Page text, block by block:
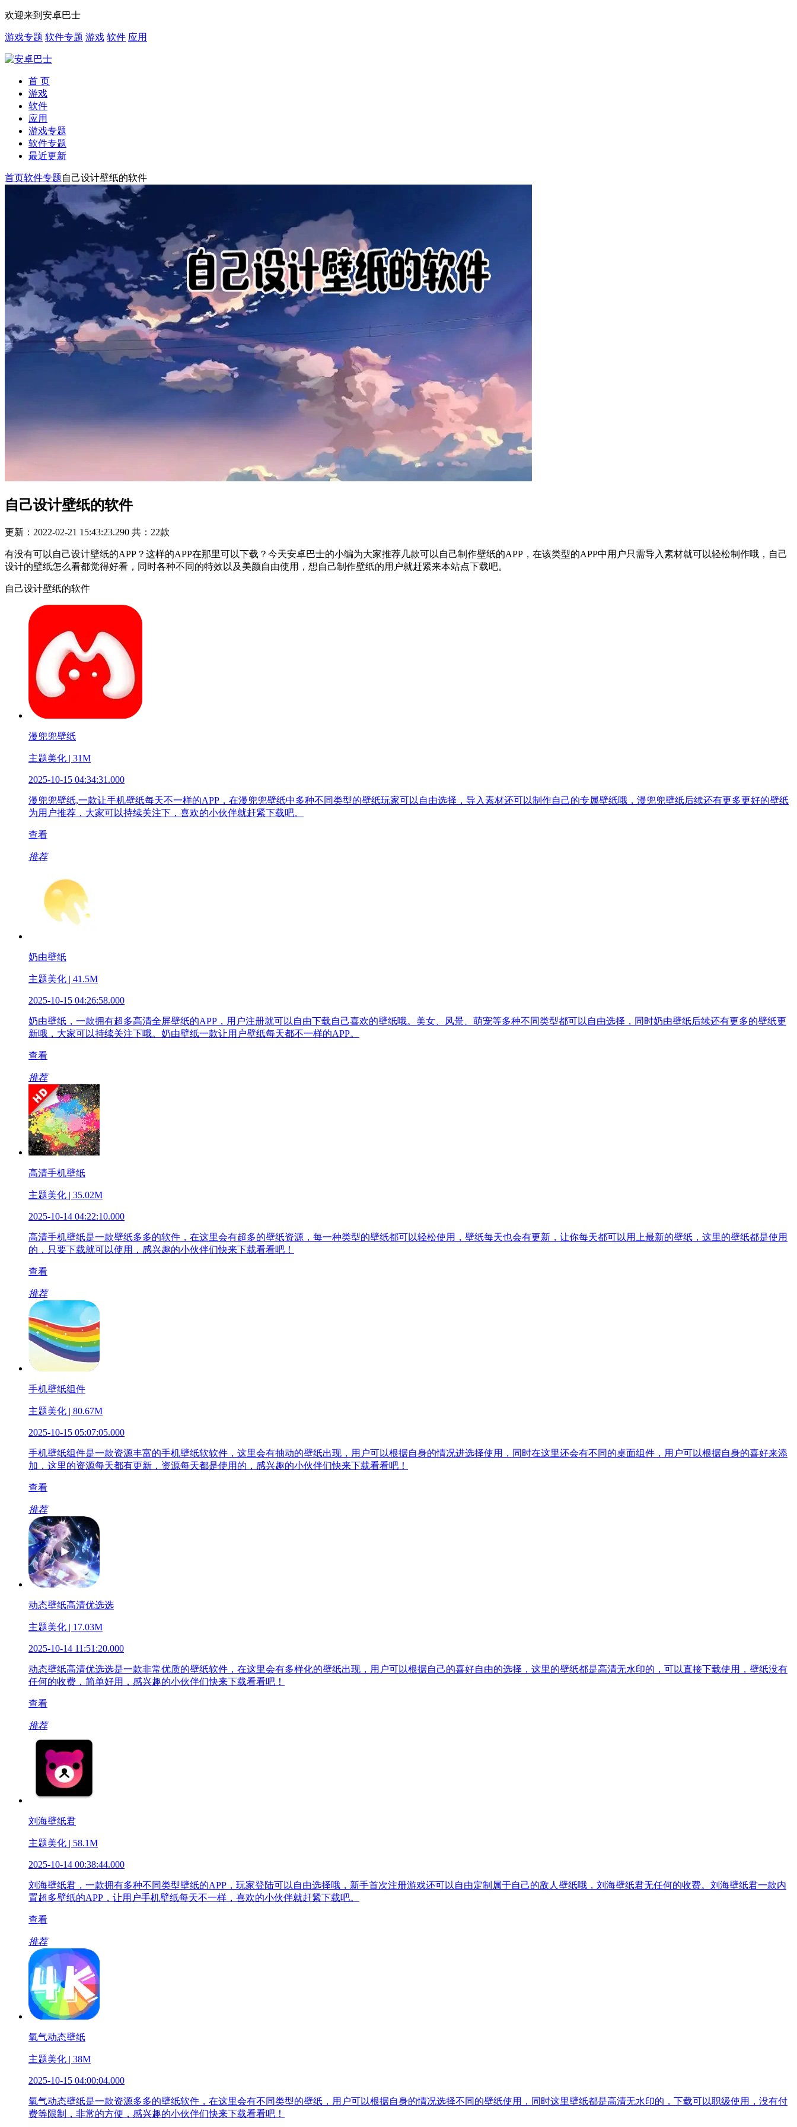
欢迎来到安卓巴士
游戏专题 软件专题 游戏 软件 应用
首 页
游戏
软件
应用
游戏专题
软件专题
最近更新
首页软件专题自己设计壁纸的软件
自己设计壁纸的软件
更新：2022-02-21 15:43:23.290 共：22款
有没有可以自己设计壁纸的APP？这样的APP在那里可以下载？今天安卓巴士的小编为大家推荐几款可以自己制作壁纸的APP，在该类型的APP中用户只需导入素材就可以轻松制作哦，自己
设计的壁纸怎么看都觉得好看，同时各种不同的特效以及美颜自由使用，想自己制作壁纸的用户就赶紧来本站点下载吧。
自己设计壁纸的软件
漫兜兜壁纸
主题美化 | 31M
2025-10-15 04:34:31.000
漫兜兜壁纸,一款让手机壁纸每天不一样的APP，在漫兜兜壁纸中多种不同类型的壁纸玩家可以自由选择，导入素材还可以制作自己的专属壁纸哦，漫兜兜壁纸后续还有更多更好的壁纸
为用户推荐，大家可以持续关注下，喜欢的小伙伴就赶紧下载吧。
查看
推荐
奶由壁纸
主题美化 | 41.5M
2025-10-15 04:26:58.000
奶由壁纸，一款拥有超多高清全屏壁纸的APP，用户注册就可以自由下载自己喜欢的壁纸哦。美女、风景、萌宠等多种不同类型都可以自由选择，同时奶由壁纸后续还有更多的壁纸更
新哦，大家可以持续关注下哦。奶由壁纸一款让用户壁纸每天都不一样的APP。
查看
推荐
高清手机壁纸
主题美化 | 35.02M
2025-10-14 04:22:10.000
高清手机壁纸是一款壁纸多多的软件，在这里会有超多的壁纸资源，每一种类型的壁纸都可以轻松使用，壁纸每天也会有更新，让你每天都可以用上最新的壁纸，这里的壁纸都是使用
的，只要下载就可以使用，感兴趣的小伙伴们快来下载看看吧！
查看
推荐
手机壁纸组件
主题美化 | 80.67M
2025-10-15 05:07:05.000
手机壁纸组件是一款资源丰富的手机壁纸软软件，这里会有抽动的壁纸出现，用户可以根据自身的情况进选择使用，同时在这里还会有不同的桌面组件，用户可以根据自身的喜好来添
加，这里的资源每天都有更新，资源每天都是使用的，感兴趣的小伙伴们快来下载看看吧！
查看
推荐
动态壁纸高清优选选
主题美化 | 17.03M
2025-10-14 11:51:20.000
动态壁纸高清优选选是一款非常优质的壁纸软件，在这里会有多样化的壁纸出现，用户可以根据自己的喜好自由的选择，这里的壁纸都是高清无水印的，可以直接下载使用，壁纸没有
任何的收费，简单好用，感兴趣的小伙伴们快来下载看看吧！
查看
推荐
刘海壁纸君
主题美化 | 58.1M
2025-10-14 00:38:44.000
刘海壁纸君，一款拥有多种不同类型壁纸的APP，玩家登陆可以自由选择哦，新手首次注册游戏还可以自由定制属于自己的敌人壁纸哦，刘海壁纸君无任何的收费。刘海壁纸君一款内
置超多壁纸的APP，让用户手机壁纸每天不一样，喜欢的小伙伴就赶紧下载吧。
查看
推荐
氧气动态壁纸
主题美化 | 38M
2025-10-15 04:00:04.000
氧气动态壁纸是一款资源多多的壁纸软件，在这里会有不同类型的壁纸，用户可以根据自身的情况选择不同的壁纸使用，同时这里壁纸都是高清无水印的，下载可以职级使用，没有付
费等限制，非常的方便，感兴趣的小伙伴们快来下载看看吧！